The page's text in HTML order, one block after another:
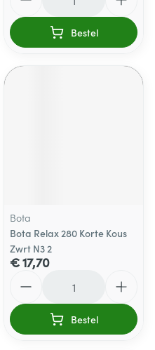
Bestel
Bota
Bota Relax 280 Korte Kous
Zwrt N3 2
€ 17,70
Bestel